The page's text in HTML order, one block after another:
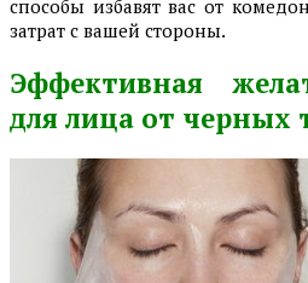
способы избавят вас от
затрат с вашей стороны.
Эффективная
для лица от черных